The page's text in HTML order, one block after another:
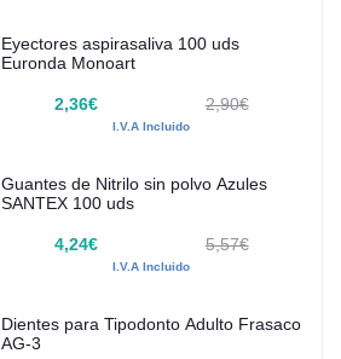
Eyectores aspirasaliva 100 uds
Euronda Monoart
2,36€ 2,90€
I.V.A Incluido
Guantes de Nitrilo sin polvo Azules
SANTEX 100 uds
4,24€ 5,57€
I.V.A Incluido
Dientes para Tipodonto Adulto Frasaco
AG-3